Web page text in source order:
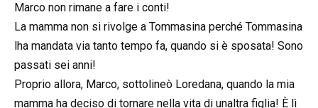
Marco non rimane a fare i conti!
La mamma non si rivolge a Tommasina perché Tommasina
lha mandata via tanto tempo fa, quando si è sposata! Sono
passati sei anni!
Proprio allora, Marco, sottolineò Loredana, quando la mia
mamma ha deciso di tornare nella vita di unaltra figlia! È lì